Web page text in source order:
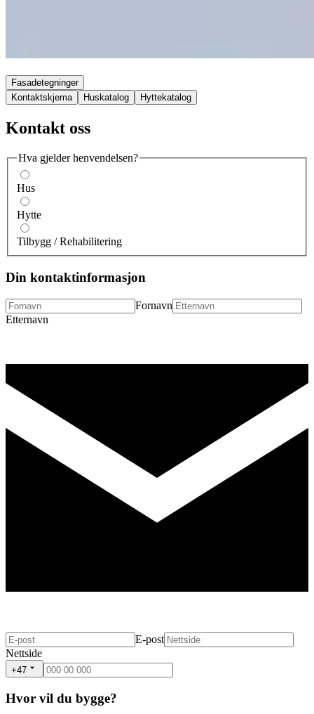
Fasadetegninger
Kontaktskjema
Huskatalog Hyttekatalog
Kontakt oss
Hva gjelder henvendelsen?
Hus
Hytte
Tilbygg / Rehabilitering
Din kontaktinformasjon
Fornavn
Etternavn
E-post
Nettside
+47
Hvor vil du bygge?